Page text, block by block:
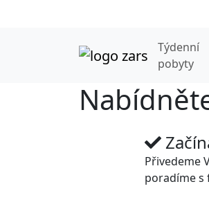
Týdenní
pobyty
Přivedeme
poradíme s